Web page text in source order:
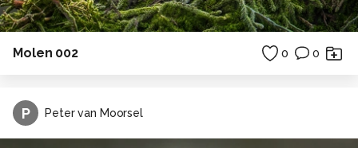
Molen 002 0 0
P Peter van Moorsel